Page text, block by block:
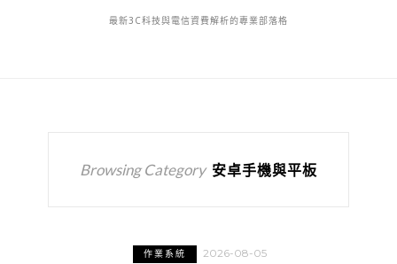
最新3C科技與電信資費解析的專業部落格
Browsing Category 安卓手機與平板
作業系統 2026-08-05